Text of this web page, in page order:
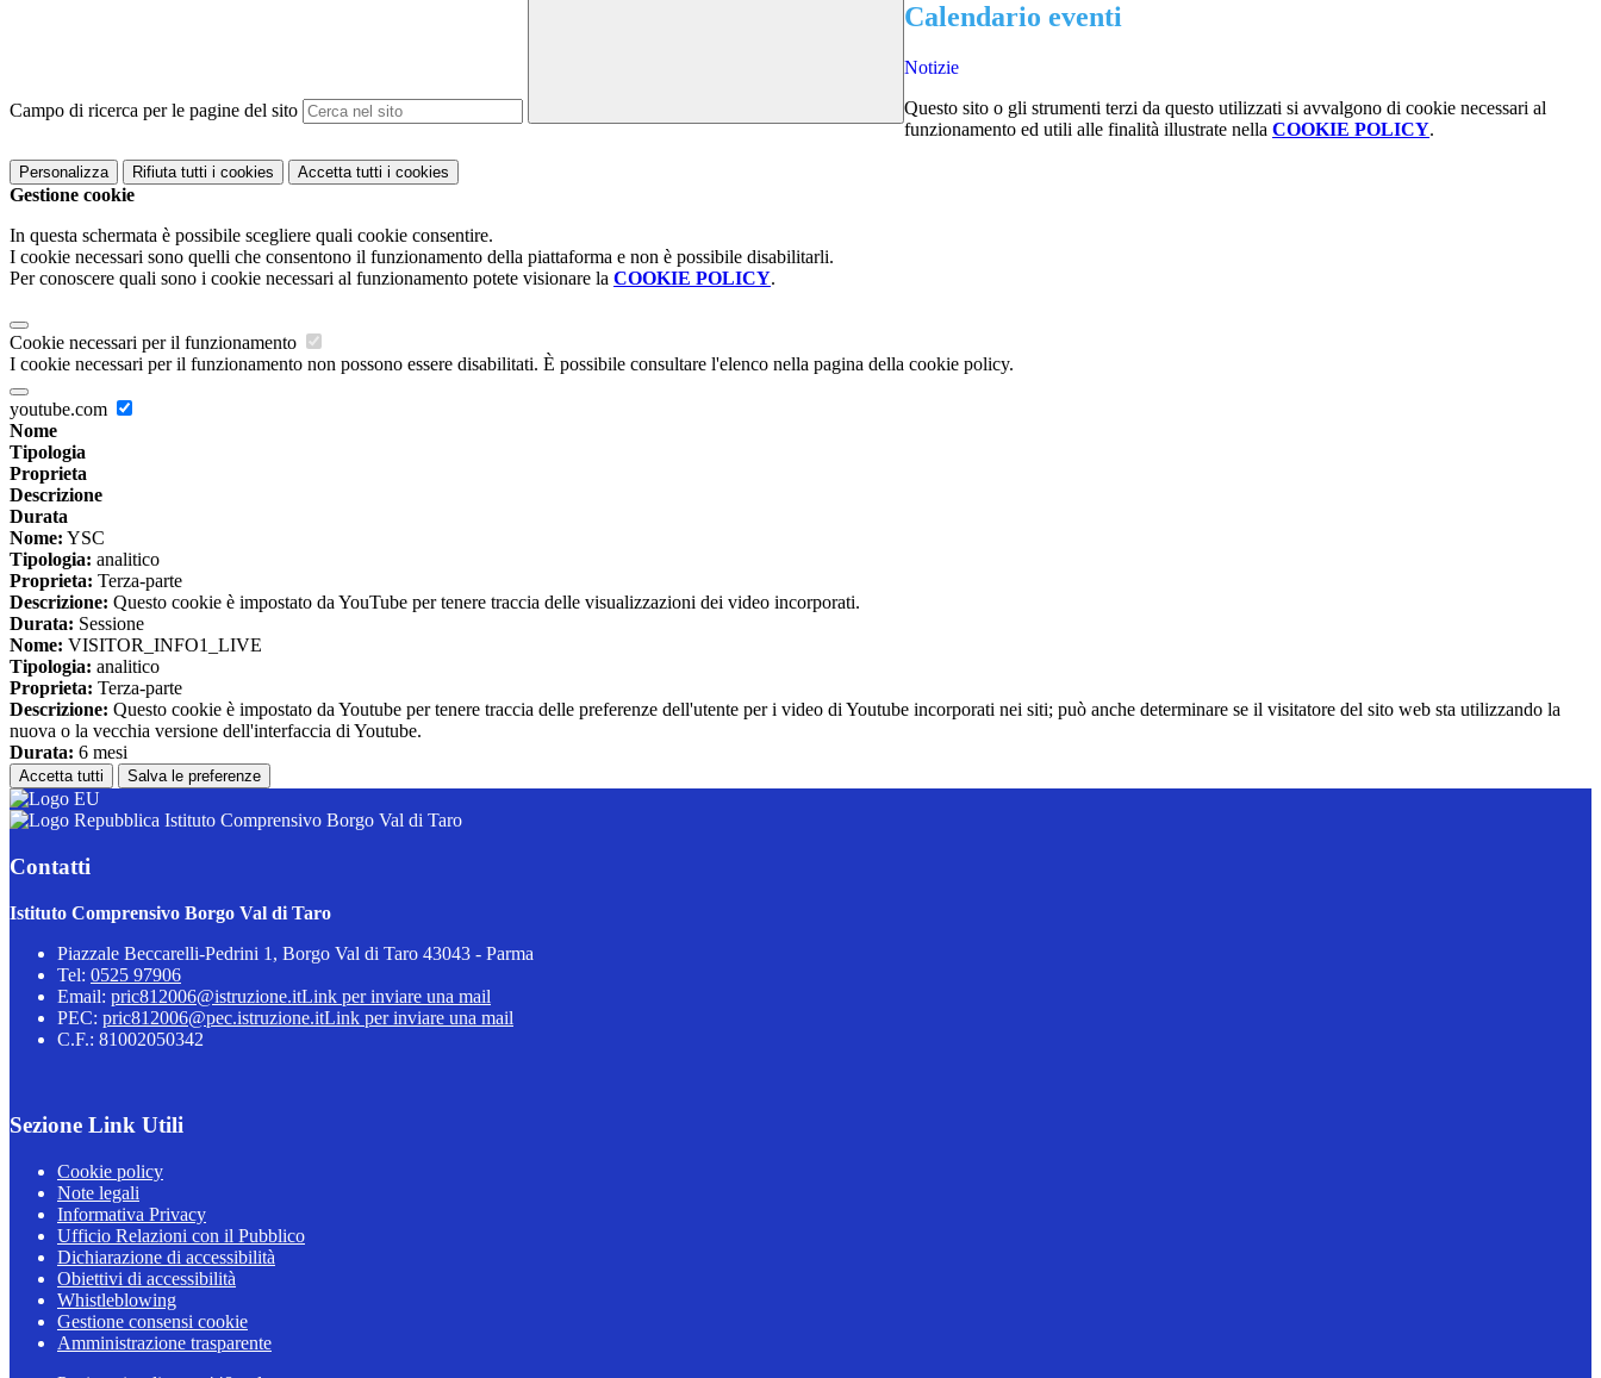
Campo di ricerca per le pagine del sito
Calendario eventi
Notizie
Questo sito o gli strumenti terzi da questo utilizzati si avvalgono di cookie necessari al
funzionamento ed utili alle finalità illustrate nella COOKIE POLICY.
Personalizza Rifiuta tutti i cookies Accetta tutti i cookies
Gestione cookie
In questa schermata è possibile scegliere quali cookie consentire.
I cookie necessari sono quelli che consentono il funzionamento della piattaforma e non è possibile disabilitarli.
Per conoscere quali sono i cookie necessari al funzionamento potete visionare la COOKIE POLICY.
Cookie necessari per il funzionamento
I cookie necessari per il funzionamento non possono essere disabilitati. È possibile consultare l'elenco nella pagina della cookie policy.
youtube.com
Nome
Tipologia
Proprieta
Descrizione
Durata
Nome: YSC
Tipologia: analitico
Proprieta: Terza-parte
Descrizione: Questo cookie è impostato da YouTube per tenere traccia delle visualizzazioni dei video incorporati.
Durata: Sessione
Nome: VISITOR_INFO1_LIVE
Tipologia: analitico
Proprieta: Terza-parte
Descrizione: Questo cookie è impostato da Youtube per tenere traccia delle preferenze dell'utente per i video di Youtube incorporati nei siti; può anche determinare se il visitatore del sito web sta utilizzando la
nuova o la vecchia versione dell'interfaccia di Youtube.
Durata: 6 mesi
Accetta tutti Salva le preferenze
Istituto Comprensivo Borgo Val di Taro
Contatti
Istituto Comprensivo Borgo Val di Taro
Piazzale Beccarelli-Pedrini 1, Borgo Val di Taro 43043 - Parma
Tel: 0525 97906
Email: pric812006@istruzione.itLink per inviare una mail
PEC: pric812006@pec.istruzione.itLink per inviare una mail
C.F.: 81002050342
Sezione Link Utili
Cookie policy
Note legali
Informativa Privacy
Ufficio Relazioni con il Pubblico
Dichiarazione di accessibilità
Obiettivi di accessibilità
Whistleblowing
Gestione consensi cookie
Amministrazione trasparente